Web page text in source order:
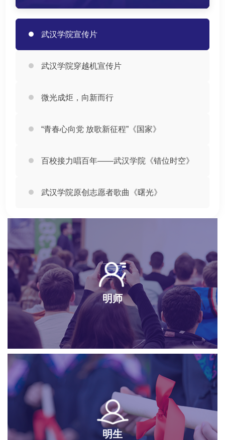
武汉学院宣传片
武汉学院穿越机宣传片
微光成炬，向新而行
“青春心向党 放歌新征程”《国家》
百校接力唱百年——武汉学院《错位时空》
武汉学院原创志愿者歌曲《曙光》
明师
明生